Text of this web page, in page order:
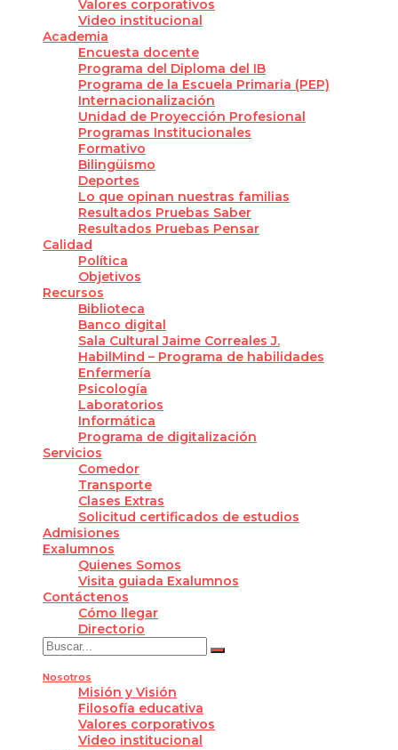
Valores corporativos
Video institucional
Academia
Encuesta docente
Programa del Diploma del IB
Programa de la Escuela Primaria (PEP)
Internacionalización
Unidad de Proyección Profesional
Programas Institucionales
Formativo
Bilingüismo
Deportes
Lo que opinan nuestras familias
Resultados Pruebas Saber
Resultados Pruebas Pensar
Calidad
Política
Objetivos
Recursos
Biblioteca
Banco digital
Sala Cultural Jaime Correales J.
HabilMind – Programa de habilidades
Enfermería
Psicología
Laboratorios
Informática
Programa de digitalización
Servicios
Comedor
Transporte
Clases Extras
Solicitud certificados de estudios
Admisiones
Exalumnos
Quienes Somos
Visita guiada Exalumnos
Contáctenos
Cómo llegar
Directorio
Nosotros
Misión y Visión
Filosofía educativa
Valores corporativos
Video institucional